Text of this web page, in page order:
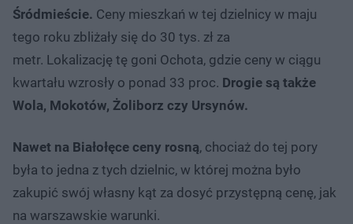
Śródmieście. Ceny mieszkań w tej dzielnicy w maju
tego roku zbliżały się do 30 tys. zł za
metr. Lokalizację tę goni Ochota, gdzie ceny w ciągu
kwartału wzrosły o ponad 33 proc. Drogie są także
Wola, Mokotów, Żoliborz czy Ursynów.
Nawet na Białołęce ceny rosną, chociaż do tej pory
była to jedna z tych dzielnic, w której można było
zakupić swój własny kąt za dosyć przystępną cenę, jak
na warszawskie warunki.